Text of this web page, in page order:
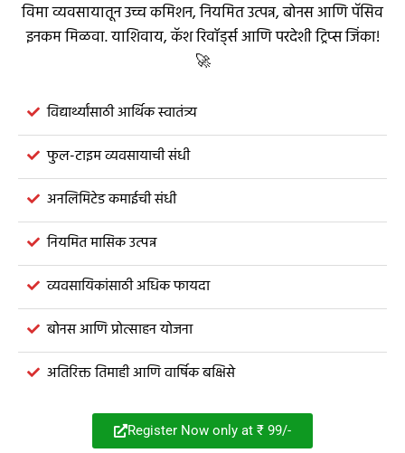
विमा व्यवसायातून उच्च कमिशन, नियमित उत्पन्न, बोनस आणि पॅसिव
इनकम मिळवा. याशिवाय, कॅश रिवॉर्ड्स आणि परदेशी ट्रिप्स जिंका!
🚀
विद्यार्थ्यांसाठी आर्थिक स्वातंत्र्य
फुल-टाइम व्यवसायाची संधी
अनलिमिटेड कमाईची संधी
नियमित मासिक उत्पन्न
व्यवसायिकांसाठी अधिक फायदा
बोनस आणि प्रोत्साहन योजना
अतिरिक्त तिमाही आणि वार्षिक बक्षिसे
Register Now only at ₹ 99/-